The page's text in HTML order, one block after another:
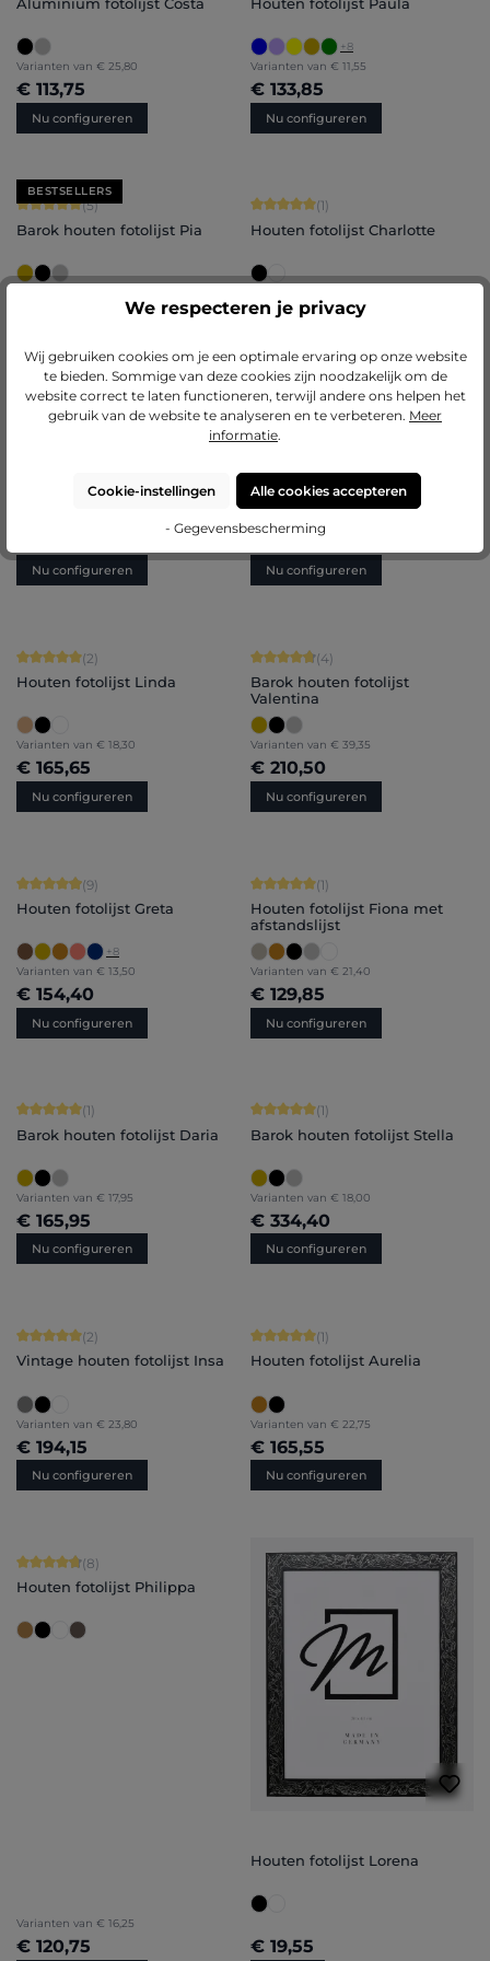
Aluminium fotolijst Costa
Varianten van € 25,80
€ 113,75
Nu configureren
Houten fotolijst Paula
+8
Varianten van € 11,55
€ 133,85
Nu configureren
BESTSELLERS
Gemiddelde waardering van 5 van 5 sterren
(5)
Barok houten fotolijst Pia
Gemiddelde waardering van 5 van 5
(1)
Houten fotolijst Charlotte
€ 151,35
Gemiddelde waardering van 4.86 van 5 sterren
+9
Nu configureren
Gemiddelde waardering van 5 van 5
+5
€ 142,45
Nu configureren
Gemiddelde waardering van 5 van 5 sterren
(2)
Houten fotolijst Linda
Varianten van € 18,30
€ 165,65
Nu configureren
Gemiddelde waardering van 4.75
(4)
Barok houten fotolijst
Valentina
Varianten van € 39,35
€ 210,50
Nu configureren
Gemiddelde waardering van 4.89 van 5 sterren
(9)
Houten fotolijst Greta
+8
Varianten van € 13,50
€ 154,40
Nu configureren
Gemiddelde waardering van 5 van 5
(1)
Houten fotolijst Fiona met
afstandslijst
Varianten van € 21,40
€ 129,85
Nu configureren
Gemiddelde waardering van 5 van 5 sterren
(1)
Barok houten fotolijst Daria
Varianten van € 17,95
€ 165,95
Nu configureren
Gemiddelde waardering van 5 van 5
(1)
Barok houten fotolijst Stella
Varianten van € 18,00
€ 334,40
Nu configureren
Gemiddelde waardering van 5 van 5 sterren
(2)
Vintage houten fotolijst Insa
Varianten van € 23,80
€ 194,15
Nu configureren
Gemiddelde waardering van 5 van 5
(1)
Houten fotolijst Aurelia
Varianten van € 22,75
€ 165,55
Nu configureren
Gemiddelde waardering van 4.75 van 5 sterren
(8)
Houten fotolijst Philippa
Varianten van € 16,25
€ 120,75
Houten fotolijst Lorena
€ 19,55
We respecteren je privacy
Wij gebruiken cookies om je een optimale ervaring op onze website
te bieden. Sommige van deze cookies zijn noodzakelijk om de
website correct te laten functioneren, terwijl andere ons helpen het
gebruik van de website te analyseren en te verbeteren. Meer
informatie.
Cookie-instellingen Alle cookies accepteren
- Gegevensbescherming